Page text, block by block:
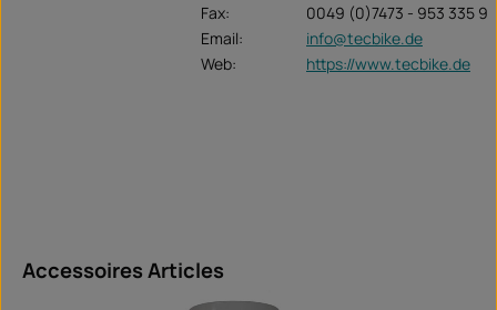
Fax:
0049 (0)7473 - 953 335 9
Email:
info@tecbike.de
Web:
https://www.tecbike.de
Ignorer la galerie de produits
Accessoires Articles